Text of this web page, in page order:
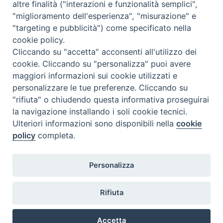
articoli
Piazza Mario Dottori, 14
02047 Poggio Mirteto (Rieti)
diocesi@diocesisabina.it
altre finalità ("interazioni e funzionalità semplici",
"miglioramento dell'esperienza", "misurazione" e
"targeting e pubblicità") come specificato nella
cookie policy.
Cliccando su "accetta" acconsenti all'utilizzo dei
cookie. Cliccando su "personalizza" puoi avere
maggiori informazioni sui cookie utilizzati e
personalizzare le tue preferenze. Cliccando su
"rifiuta" o chiudendo questa informativa proseguirai
la navigazione installando i soli cookie tecnici.
Ulteriori informazioni sono disponibili nellacookie
policy completa.
Personalizza
Rifiuta
Accetta